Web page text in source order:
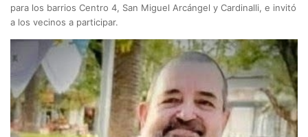
para los barrios Centro 4, San Miguel Arcángel y Cardinalli, e invitó
a los vecinos a participar.